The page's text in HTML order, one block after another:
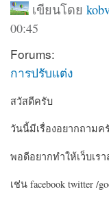
เขียนโดย
00:45
Forums:
การปรับแต่ง
สวัสดีครับ
วันนี้มีเรื่องอยากถามค
พอดีอยากทำให้เว็บเร
เช่น facebook twitter /
about อยากให้เว็บ